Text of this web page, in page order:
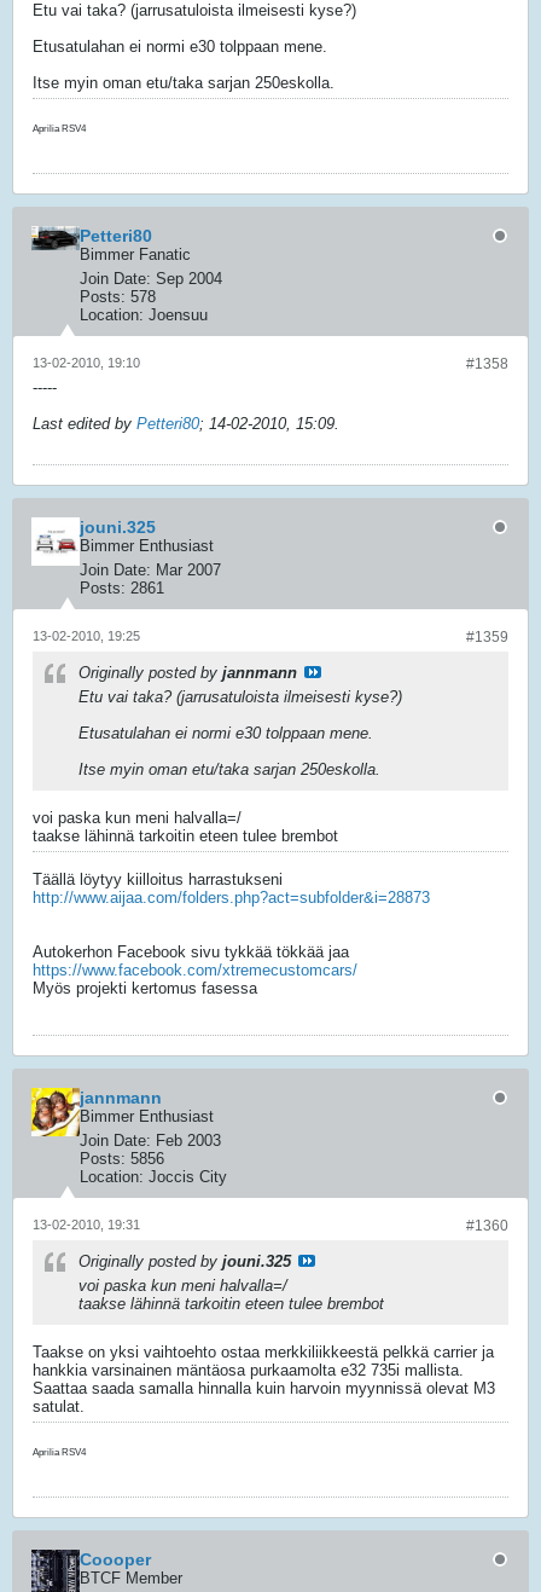
Etu vai taka? (jarrusatuloista ilmeisesti kyse?)
Etusatulahan ei normi e30 tolppaan mene.
Itse myin oman etu/taka sarjan 250eskolla.
Aprilia RSV4
Petteri80
Bimmer Fanatic
Join Date: Sep 2004
Posts: 578
Location: Joensuu
#1358
13-02-2010, 19:10
-----
Last edited by Petteri80; 14-02-2010, 15:09.
jouni.325
Bimmer Enthusiast
Join Date: Mar 2007
Posts: 2861
#1359
13-02-2010, 19:25
Originally posted by jannmann
Etu vai taka? (jarrusatuloista ilmeisesti kyse?)
Etusatulahan ei normi e30 tolppaan mene.
Itse myin oman etu/taka sarjan 250eskolla.
voi paska kun meni halvalla=/
taakse lähinnä tarkoitin eteen tulee brembot
Täällä löytyy kiilloitus harrastukseni
http://www.aijaa.com/folders.php?act=subfolder&i=28873
Autokerhon Facebook sivu tykkää tökkää jaa
https://www.facebook.com/xtremecustomcars/
Myös projekti kertomus fasessa
jannmann
Bimmer Enthusiast
Join Date: Feb 2003
Posts: 5856
Location: Joccis City
#1360
13-02-2010, 19:31
Originally posted by jouni.325
voi paska kun meni halvalla=/
taakse lähinnä tarkoitin eteen tulee brembot
Taakse on yksi vaihtoehto ostaa merkkiliikkeestä pelkkä carrier ja
hankkia varsinainen mäntäosa purkaamolta e32 735i mallista.
Saattaa saada samalla hinnalla kuin harvoin myynnissä olevat M3
satulat.
Aprilia RSV4
Coooper
BTCF Member